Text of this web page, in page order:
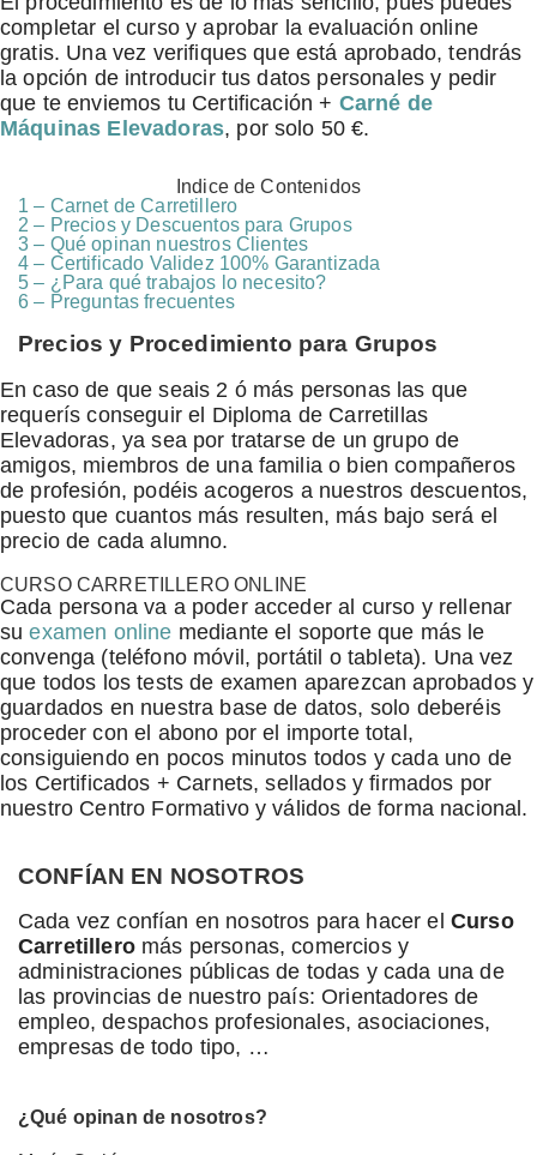
completar el curso y aprobar la evaluación online
gratis. Una vez verifiques que está aprobado, tendrás
la opción de introducir tus datos personales y pedir
que te enviemos tu Certificación + Carné de
Máquinas Elevadoras, por solo 50 €.
Indice de Contenidos
1 – Carnet de Carretillero
2 – Precios y Descuentos para Grupos
3 – Qué opinan nuestros Clientes
4 – Certificado Validez 100% Garantizada
5 – ¿Para qué trabajos lo necesito?
6 – Preguntas frecuentes
Precios y Procedimiento para Grupos
En caso de que seais 2 ó más personas las que
requerís conseguir el Diploma de Carretillas
Elevadoras, ya sea por tratarse de un grupo de
amigos, miembros de una familia o bien compañeros
de profesión, podéis acogeros a nuestros descuentos,
puesto que cuantos más resulten, más bajo será el
precio de cada alumno.
CURSO CARRETILLERO ONLINE
Cada persona va a poder acceder al curso y rellenar
suexamen online mediante el soporte que más le
convenga (teléfono móvil, portátil o tableta). Una vez
que todos los tests de examen aparezcan aprobados y
guardados en nuestra base de datos, solo deberéis
proceder con el abono por el importe total,
consiguiendo en pocos minutos todos y cada uno de
los Certificados + Carnets, sellados y firmados por
nuestro Centro Formativo y válidos de forma nacional.
CONFÍAN EN NOSOTROS
Cada vez confían en nosotros para hacer el Curso
Carretilleromás personas, comercios y
administraciones públicas de todas y cada una de
las provincias de nuestro país: Orientadores de
empleo, despachos profesionales, asociaciones,
empresas de todo tipo, …
¿Qué opinan de nosotros?